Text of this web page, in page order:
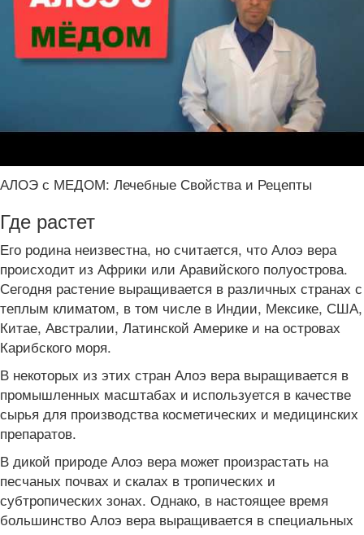
АЛОЭ с МЕДОМ: Лечебные Свойства и Рецепты
Где растет
Его родина неизвестна, но считается, что Алоэ вера
происходит из Африки или Аравийского полуострова.
Сегодня растение выращивается в различных странах с
теплым климатом, в том числе в Индии, Мексике, США,
Китае, Австралии, Латинской Америке и на островах
Карибского моря.
В некоторых из этих стран Алоэ вера выращивается в
промышленных масштабах и используется в качестве
сырья для производства косметических и медицинских
препаратов.
В дикой природе Алоэ вера может произрастать на
песчаных почвах и скалах в тропических и
субтропических зонах. Однако, в настоящее время
большинство Алоэ вера выращивается в специальных